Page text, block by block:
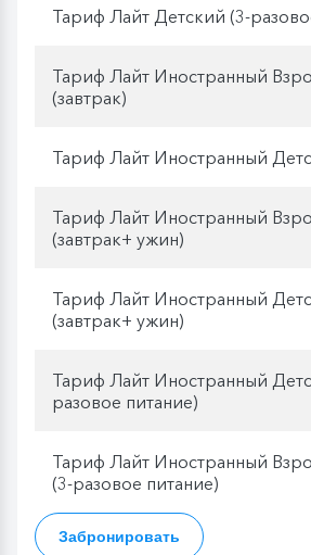
Тариф Лайт Детский (3-
Тариф Лайт Иностранный
(завтрак)
Тариф Лайт Иностранный
Тариф Лайт Иностранный
(завтрак+ ужин)
Тариф Лайт Иностранный
(завтрак+ ужин)
Тариф Лайт Иностранный
разовое питание)
Тариф Лайт Иностранный
(3-разовое питание)
Забронировать